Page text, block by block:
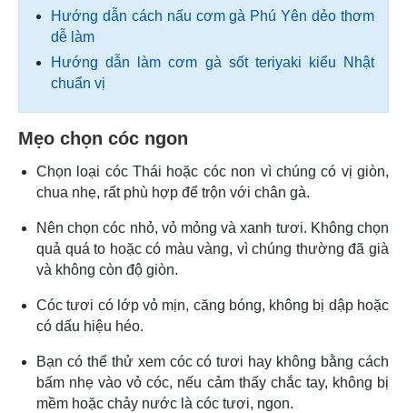
Hướng dẫn cách nấu cơm gà Phú Yên dẻo thơm
dễ làm
Hướng dẫn làm cơm gà sốt teriyaki kiểu Nhật
chuẩn vị
Mẹo chọn cóc ngon
Chọn loại cóc Thái hoặc cóc non vì chúng có vị giòn,
chua nhẹ, rất phù hợp để trộn với chân gà.
Nên chọn cóc nhỏ, vỏ mỏng và xanh tươi. Không chọn
quả quá to hoặc có màu vàng, vì chúng thường đã già
và không còn độ giòn.
Cóc tươi có lớp vỏ mịn, căng bóng, không bị dập hoặc
có dấu hiệu héo.
Bạn có thể thử xem cóc có tươi hay không bằng cách
bấm nhẹ vào vỏ cóc, nếu cảm thấy chắc tay, không bị
mềm hoặc chảy nước là cóc tươi, ngon.